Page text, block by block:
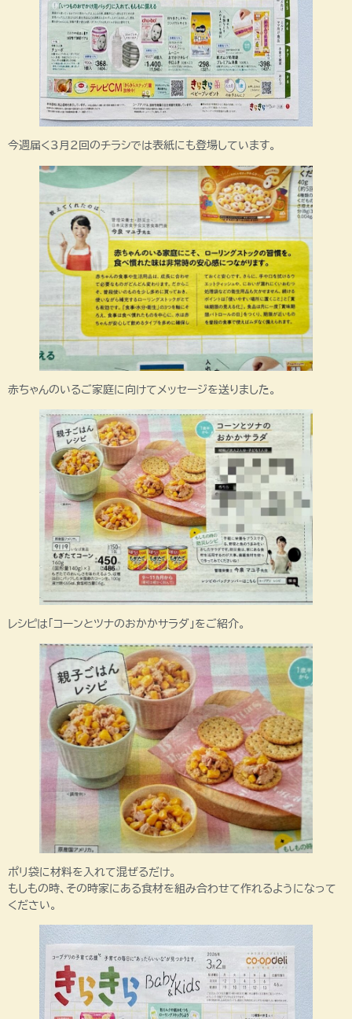
今週届く3月2回のチラシでは表紙にも登場しています。
赤ちゃんのいるご家庭に向けてメッセージを送りました。
レシピは「コーンとツナのおかかサラダ」をご紹介。
ポリ袋に材料を入れて混ぜるだけ。
もしもの時、その時家にある食材を組み合わせて作れるようになって
ください。